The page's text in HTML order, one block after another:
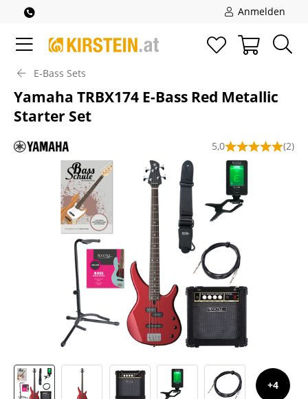
Anmelden
E-Bass Sets
Yamaha TRBX174 E-Bass Red Metallic
Starter Set
5,0 (2)
4